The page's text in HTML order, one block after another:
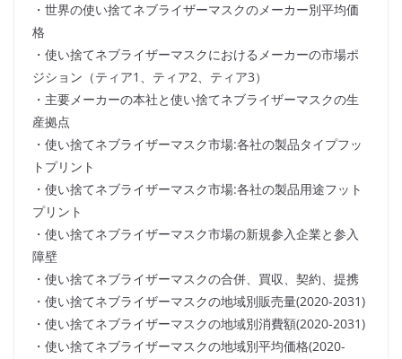
・世界の使い捨てネブライザーマスクのメーカー別平均価
格
・使い捨てネブライザーマスクにおけるメーカーの市場ポ
ジション（ティア1、ティア2、ティア3）
・主要メーカーの本社と使い捨てネブライザーマスクの生
産拠点
・使い捨てネブライザーマスク市場:各社の製品タイプフッ
トプリント
・使い捨てネブライザーマスク市場:各社の製品用途フット
プリント
・使い捨てネブライザーマスク市場の新規参入企業と参入
障壁
・使い捨てネブライザーマスクの合併、買収、契約、提携
・使い捨てネブライザーマスクの地域別販売量(2020-2031)
・使い捨てネブライザーマスクの地域別消費額(2020-2031)
・使い捨てネブライザーマスクの地域別平均価格(2020-